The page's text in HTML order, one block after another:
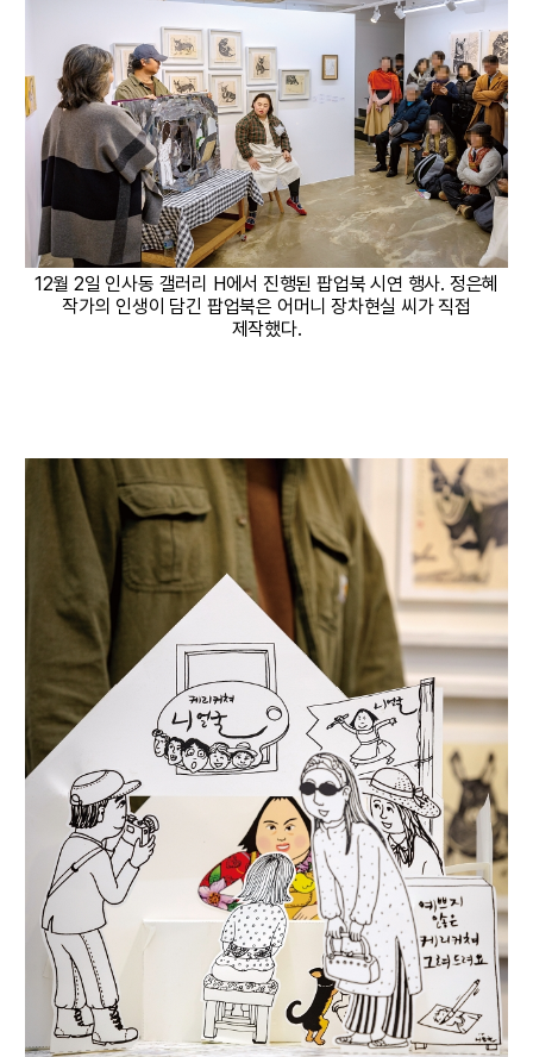
12월 2일 인사동 갤러리 H에서 진행된 팝업북 시연 행사. 정은혜
작가의 인생이 담긴 팝업북은 어머니 장차현실 씨가 직접
제작했다.